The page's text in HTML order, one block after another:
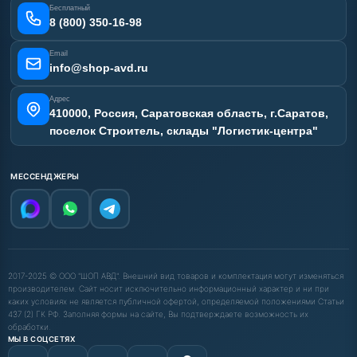
Карта сайта
Бесплатный
8 (800) 350-16-98
Email
info@shop-avd.ru
Адрес
410000, Россия, Саратовская область, г.Саратов,
поселок Строитель, склады "Логистик-центра"
МЕССЕНДЖЕРЫ
2017-2025 © ООО "ШОП АВД". Внешний вид товаров и комплектация могут изменяться
производителем. Сайт носит исключительно информационный характер и ни при
каких условиях не является публичной офертой, определяемой положениями Статьи
437 (2) ГК РФ. Заполняя формы на сайте, Вы подтверждаете возможность их
обработки.
МЫ В СОЦСЕТЯХ